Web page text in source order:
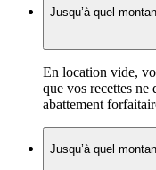
Jusqu’à quel
En location vide,
que vos recettes ne
abattement
Jusqu’à quel